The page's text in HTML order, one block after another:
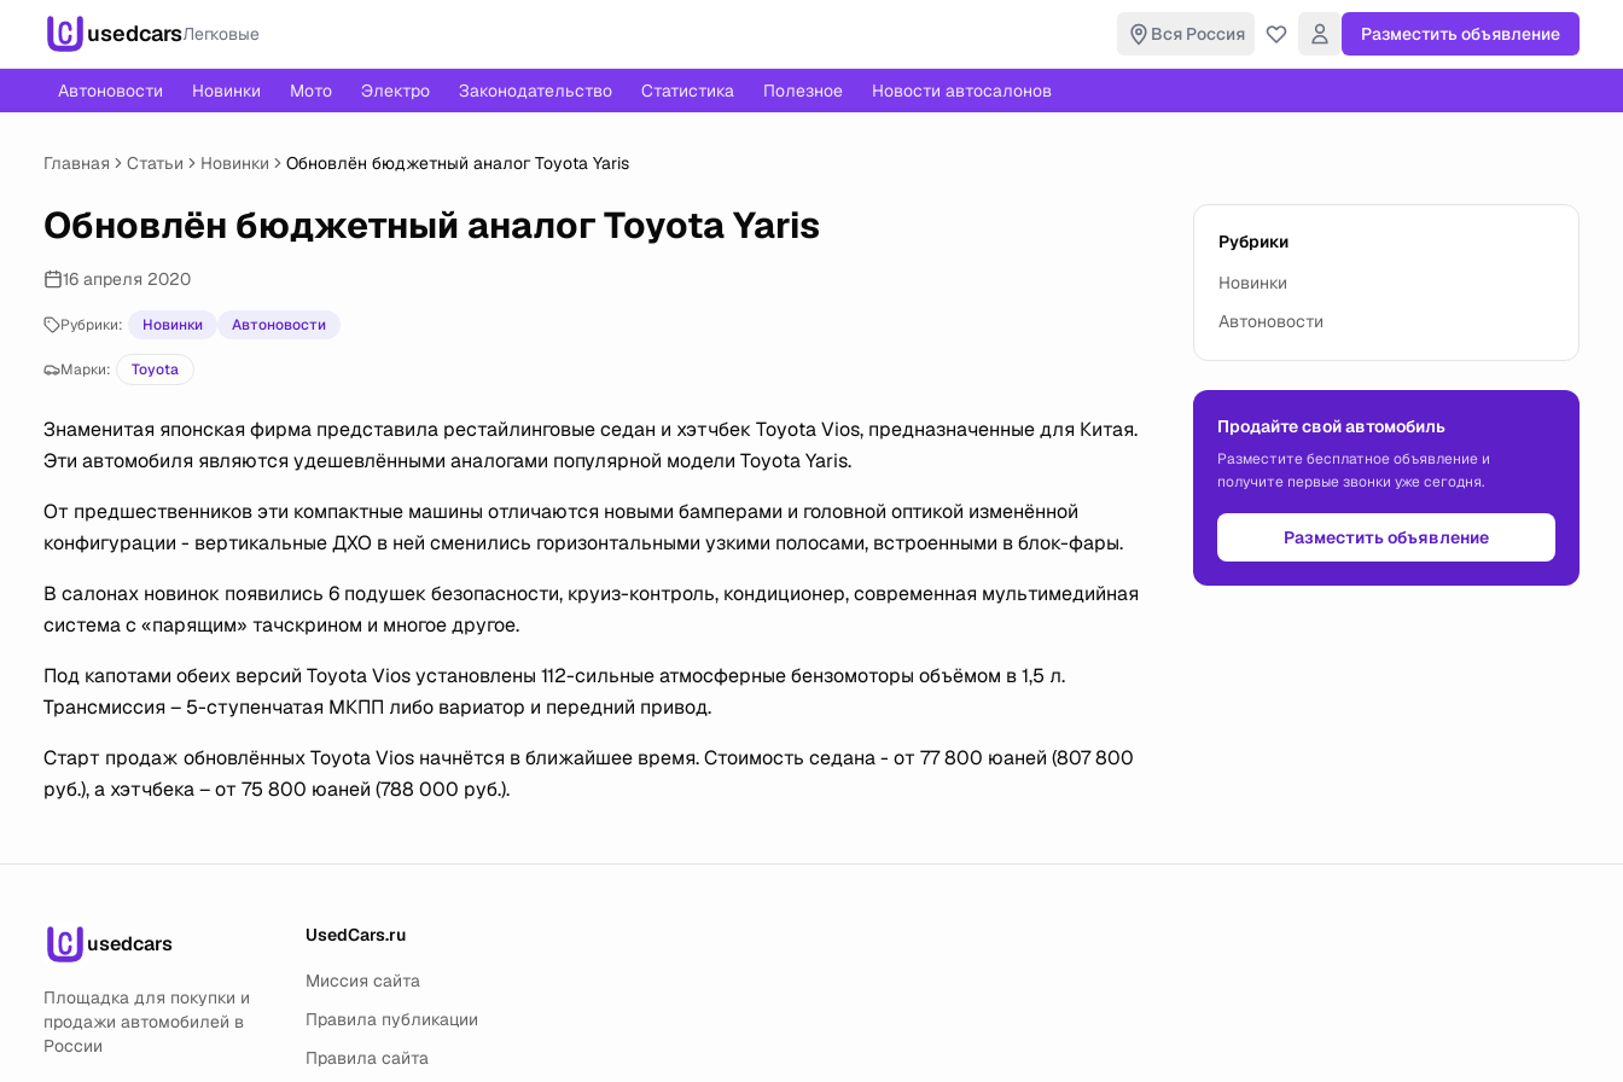
usedcarsЛегковые Вся Россия Разместить объявление
Автоновости Новинки Мото Электро Законодательство Статистика Полезное Новости автосалонов
Главная Статьи Новинки Обновлён бюджетный аналог Toyota Yaris
Обновлён бюджетный аналог Toyota Yaris
16 апреля 2020
Рубрики: Новинки Автоновости
Марки: Toyota
Знаменитая японская фирма представила рестайлинговые седан и хэтчбек Toyota Vios, предназначенные для Китая.
Эти автомобиля являются удешевлёнными аналогами популярной модели Toyota Yaris.
От предшественников эти компактные машины отличаются новыми бамперами и головной оптикой изменённой
конфигурации - вертикальные ДХО в ней сменились горизонтальными узкими полосами, встроенными в блок-фары.
В салонах новинок появились 6 подушек безопасности, круиз-контроль, кондиционер, современная мультимедийная
система с «парящим» тачскрином и многое другое.
Под капотами обеих версий Toyota Vios установлены 112-сильные атмосферные бензомоторы объёмом в 1,5 л.
Трансмиссия – 5-ступенчатая МКПП либо вариатор и передний привод.
Старт продаж обновлённых Toyota Vios начнётся в ближайшее время. Стоимость седана - от 77 800 юаней (807 800
руб.), а хэтчбека – от 75 800 юаней (788 000 руб.).
Рубрики
Новинки
Автоновости
Продайте свой автомобиль
Разместите бесплатное объявление и
получите первые звонки уже сегодня.
Разместить объявление
usedcars
Площадка для покупки и
продажи автомобилей в
России
UsedCars.ru
Миссия сайта
Правила публикации
Правила сайта